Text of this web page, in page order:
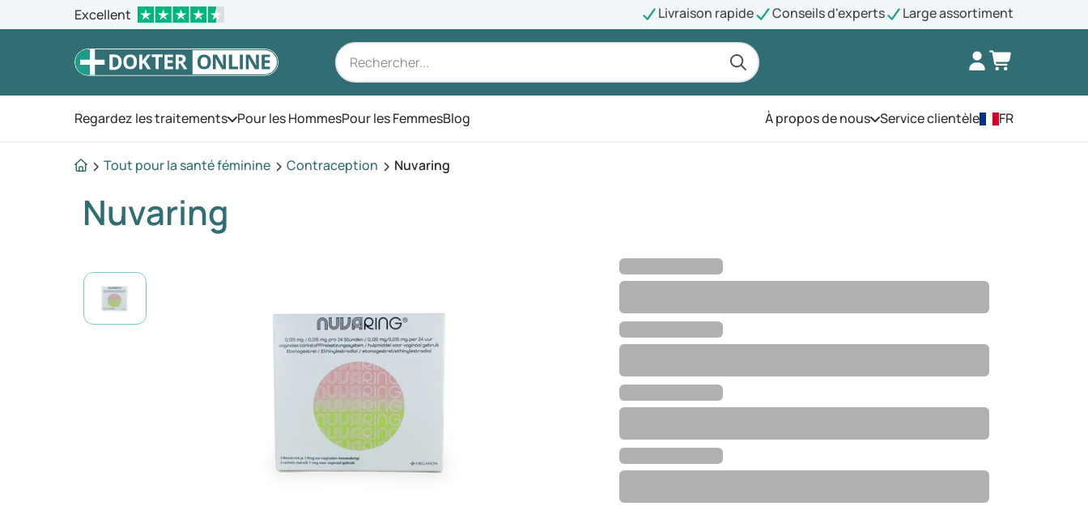
Excellent Livraison rapide Conseils d'experts Large assortiment
Regardez les traitementsOuvrez le menu
Pour les HommesPour les FemmesBlog À propos de nousOuvrez le menu
Service clientèle FR
Tout pour la santé féminine Contraception Nuvaring
Nuvaring